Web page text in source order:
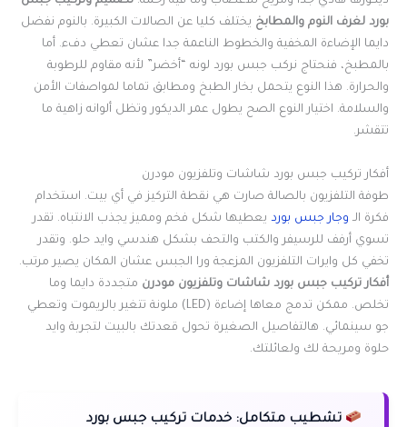
بورد لغرف النوم والمطابخ يختلف كليا عن الصالات الكبيرة. بالنوم نفضل
دايما الإضاءة المخفية والخطوط الناعمة جدا عشان تعطي دفء. أما
بالمطبخ، فنحتاج نركب جبس بورد لونه “أخضر” لأنه مقاوم للرطوبة
والحرارة. هذا النوع يتحمل بخار الطبخ ومطابق تماما لمواصفات الأمن
والسلامة. اختيار النوع الصح يطول عمر الديكور وتظل ألوانه زاهية ما
تتقشر.
أفكار تركيب جبس بورد شاشات وتلفزيون مودرن
طوفة التلفزيون بالصالة صارت هي نقطة التركيز في أي بيت. استخدام
فكرة الـ وجار جبس بورد يعطيها شكل فخم ومميز يجذب الانتباه. تقدر
تسوي أرفف للرسيفر والكتب والتحف بشكل هندسي وايد حلو. وتقدر
تخفي كل وايرات التلفزيون المزعجة ورا الجبس عشان المكان يصير مرتب.
أفكار تركيب جبس بورد شاشات وتلفزيون مودرن متجددة دايما وما
تخلص. ممكن تدمج معاها إضاءة (LED) ملونة تتغير بالريموت وتعطي
جو سينمائي. هالتفاصيل الصغيرة تحول قعدتك بالبيت لتجربة وايد
حلوة ومريحة لك ولعائلتك.
تشطيب متكامل: خدمات تركيب جبس بورد